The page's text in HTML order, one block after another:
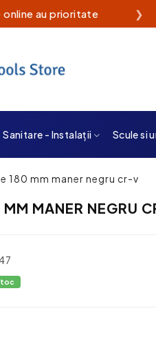
au prioritate ❯
Sanitare - Instalații Scule si
180 mm maner negru cr-v
MANER NEGRU